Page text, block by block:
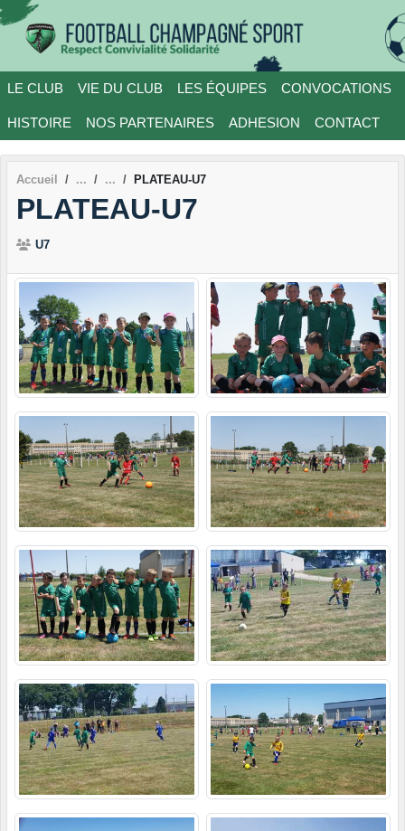
LE CLUB VIE DU CLUB LES ÉQUIPES CONVOCATIONS
HISTOIRE NOS PARTENAIRES ADHESION CONTACT
Accueil PLATEAU-U7
PLATEAU-U7
U7
Panneau de gestion des cookies